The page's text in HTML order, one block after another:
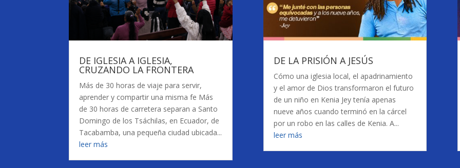
DE IGLESIA A IGLESIA,
CRUZANDO LA FRONTERA
Más de 30 horas de viaje para servir,
aprender y compartir una misma fe Más
de 30 horas de carretera separan a Santo
Domingo de los Tsáchilas, en Ecuador, de
Tacabamba, una pequeña ciudad ubicada...
leer más
DE LA PRISIÓN A JESÚS
Cómo una iglesia local, el apadrinamiento
y el amor de Dios transformaron el futuro
de un niño en Kenia Jey tenía apenas
nueve años cuando terminó en la cárcel
por un robo en las calles de Kenia. A...
leer más